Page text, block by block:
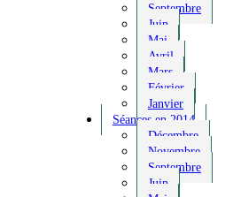
Septembre
Juin
Mai
Avril
Mars
Février
Janvier
Séances en 2014
Décembre
Novembre
Septembre
Juin